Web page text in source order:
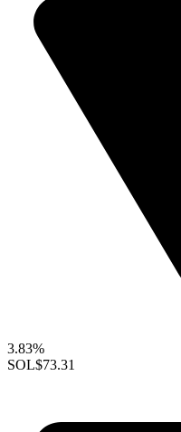
3.83%
SOL$73.31